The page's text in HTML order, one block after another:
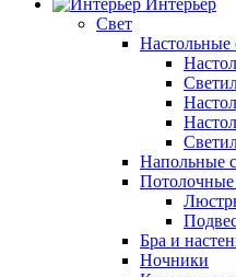
Интерьер
Свет
Настольные
Напольные
Бра и
Ночники